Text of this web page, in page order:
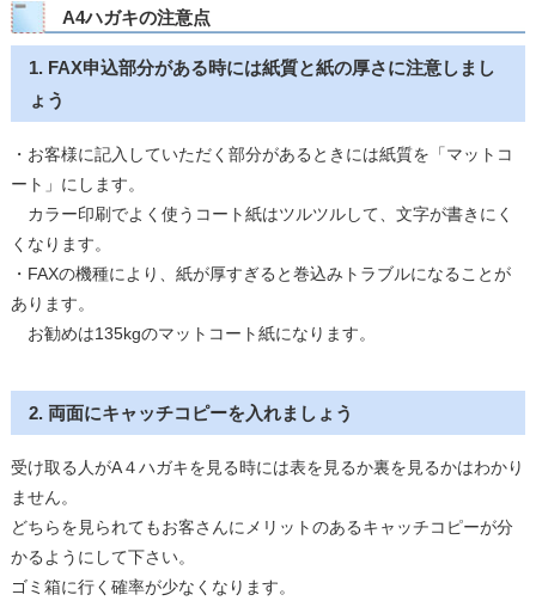
A4ハガキの注意点
1. FAX申込部分がある時には紙質と紙の厚さに注意しまし
ょう
・お客様に記入していただく部分があるときには紙質を「マットコ
ート」にします。
カラー印刷でよく使うコート紙はツルツルして、文字が書きにく
くなります。
・FAXの機種により、紙が厚すぎると巻込みトラブルになることが
あります。
お勧めは135kgのマットコート紙になります。
2. 両面にキャッチコピーを入れましょう
受け取る人がA４ハガキを見る時には表を見るか裏を見るかはわかり
ません。
どちらを見られてもお客さんにメリットのあるキャッチコピーが分
かるようにして下さい。
ゴミ箱に行く確率が少なくなります。